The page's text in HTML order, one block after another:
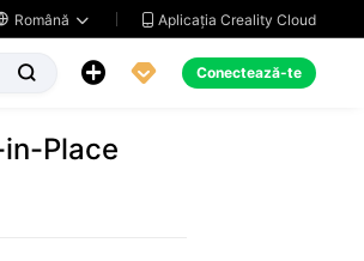
Română   Aplicația Creality Cloud
   Conectează-te
Place